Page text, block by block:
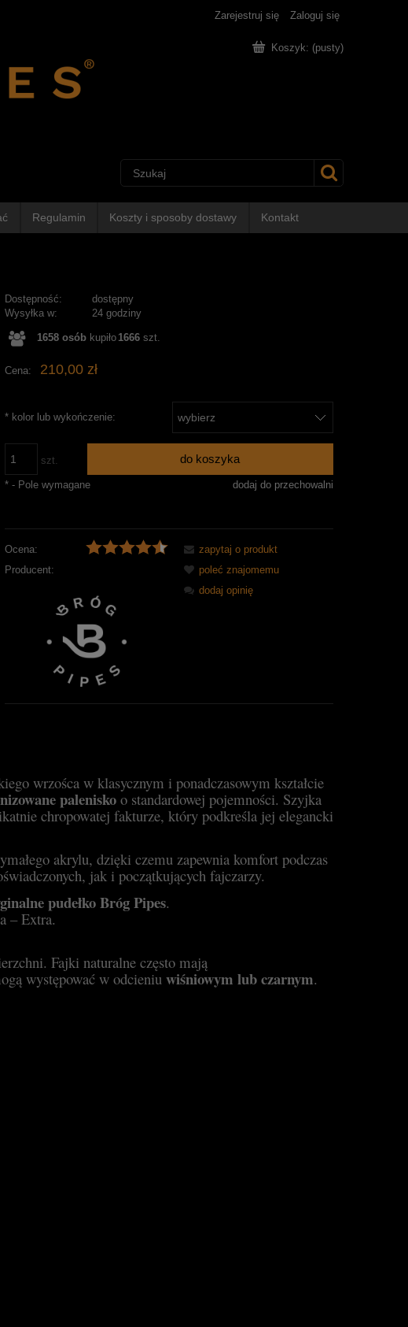
Zarejestruj się Zaloguj się
Koszyk: (pusty)
Regulamin Koszty i sposoby dostawy Kontakt
Dostępność:
dostępny
Wysyłka w:
24 godziny
1658 osób kupiło 1666 szt.
Cena: 210,00 zł
* kolor lub wykończenie:
szt. do koszyka
dodaj do przechowalni
* - Pole wymagane
Ocena:
Producent:
zapytaj o produkt
poleć znajomemu
dodaj opinię
wrzośca w klasycznym i ponadczasowym kształcie
paleniskoo standardowej pojemności. Szyjka
chropowatej fakturze, który podkreśla jej elegancki
akrylu, dzięki czemu zapewnia komfort podczas
jak i początkujących fajczarzy.
pudełko Bróg Pipes.
– Extra.
Fajki naturalne często mają
występować w odcieniu wiśniowym lub czarnym.